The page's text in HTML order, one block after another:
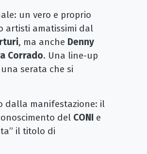
un vero e proprio
artisti amatissimi dal
, ma anche Denny
Corrado. Una line-up
serata che si
dalla manifestazione: il
del CONI e
il titolo di